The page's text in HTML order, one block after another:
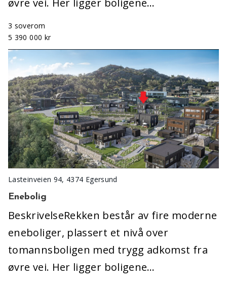
øvre vei. Her ligger boligene…
3 soverom
5 390 000 kr
Lasteinveien 94, 4374 Egersund
Enebolig
BeskrivelseRekken består av fire moderne
eneboliger, plassert et nivå over
tomannsboligen med trygg adkomst fra
øvre vei. Her ligger boligene…